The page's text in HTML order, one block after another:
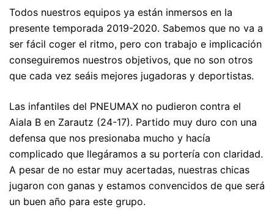
Todos nuestros equipos ya están inmersos en la
presente temporada 2019-2020. Sabemos que no va a
ser fácil coger el ritmo, pero con trabajo e implicación
conseguiremos nuestros objetivos, que no son otros
que cada vez seáis mejores jugadoras y deportistas.
Las infantiles del PNEUMAX no pudieron contra el
Aiala B en Zarautz (24-17). Partido muy duro con una
defensa que nos presionaba mucho y hacía
complicado que llegáramos a su portería con claridad.
A pesar de no estar muy acertadas, nuestras chicas
jugaron con ganas y estamos convencidos de que será
un buen año para este grupo.